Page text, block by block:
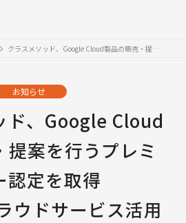
クラスメソッド、Google Cloud製品の販売・提案を行うプレミアパートナー認定を取得
お知らせ
ド、Google Cloud
提案を行うプレミ
認定を取得
ウドサービス活用